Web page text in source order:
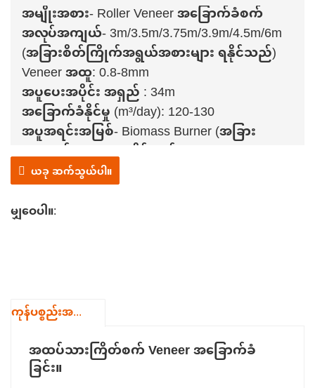
အမျိုးအစား- Roller Veneer အခြောက်ခံစက်
အလုပ်အကျယ်- 3m/3.5m/3.75m/3.9m/4.5m/6m
(အခြားစိတ်ကြိုက်အရွယ်အစားများ ရနိုင်သည်)
Veneer အထူ: 0.8-8mm
အပူပေးအပိုင်း အရှည် : 34m
အခြောက်ခံနိုင်မှု (m³/day): 120-130
အပူအရင်းအမြစ်- Biomass Burner (အခြား
ရွေးချယ်စရာများ ရနိုင်သည်)
24 နာရီအွန်လိုင်းဝန်ဆောင်မှု (WhatsApp: 0086-
15806625431)
ယခု ဆက်သွယ်ပါ။
မျှဝေပါ။:
ကုန်ပစ္စည်းအသေးစိတ်
အထပ်သားကြိတ်စက် Veneer အခြောက်ခံ
ခြင်း။